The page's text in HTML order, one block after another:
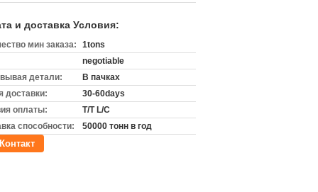
и доставка Условия:
мин заказа:
1tons
negotiable
детали:
В пачках
доставки:
30-60days
оплаты:
T/T L/C
способности:
50000 тонн в год
Контакт